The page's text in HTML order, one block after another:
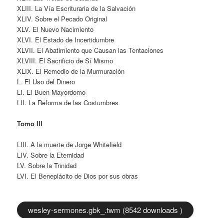
XLIII. La Vía Escrituraria de la Salvación
XLIV. Sobre el Pecado Original
XLV. El Nuevo Nacimiento
XLVI. El Estado de Incertidumbre
XLVII. El Abatimiento que Causan las Tentaciones
XLVIII. El Sacrificio de Sí Mismo
XLIX. El Remedio de la Murmuración
L. El Uso del Dinero
LI. El Buen Mayordomo
LII. La Reforma de las Costumbres
Tomo III
LIII. A la muerte de Jorge Whitefield
LIV. Sobre la Eternidad
LV. Sobre la Trinidad
LVI. El Beneplácito de Dios por sus obras
wesley-sermones.gbk_.twm (8542 downloads )